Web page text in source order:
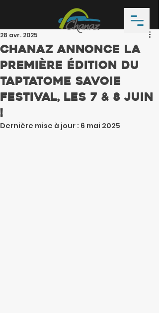
Chanaz annonce la
première édition du
Taptatome Savoie
Festival, les 7 & 8 Juin
!
28 avr. 2025
Dernière mise à jour : 6 mai 2025